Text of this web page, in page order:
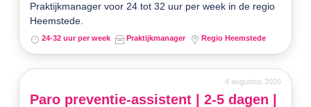
Praktijkmanager voor 24 tot 32 uur per week in de regio
Heemstede.
24-32 uur per week Praktijkmanager Regio Heemstede
4 augustus 2026
Paro preventie-assistent | 2-5 dagen |